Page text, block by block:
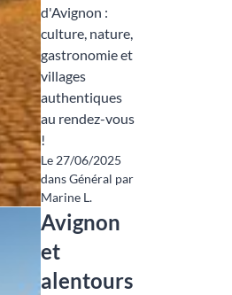
d'Avignon :
culture, nature,
gastronomie et
villages
authentiques
au rendez-vous
!
Le 27/06/2025
dans Général par
Marine L.
Avignon
et
alentours